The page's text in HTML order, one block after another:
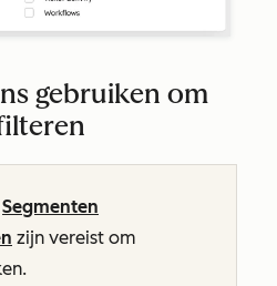
gebruiken om
Segmenten
zijn vereist om